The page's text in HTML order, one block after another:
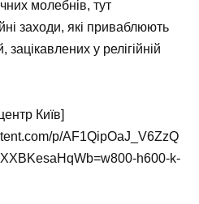
молебнів, тут
заходи, які приваблюють
у релігійній
Київ]
p/AF1QipOaJ_V6ZzQ
h600-k-